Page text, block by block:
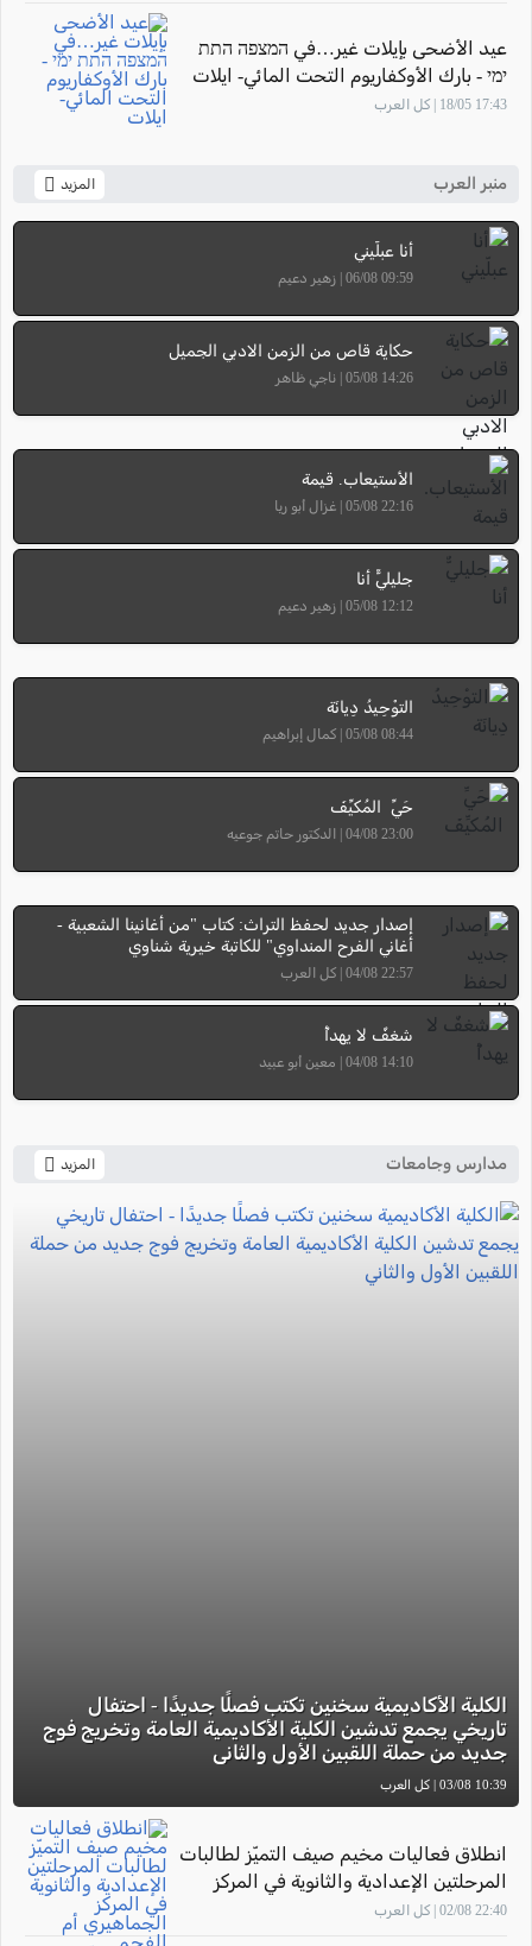
عيد الأضحى بإيلات غير…في המצפה התת
ימי - بارك الأوكفاريوم التحت المائي- ايلات
17:43 18/05 | كل العرب
منبر العرب المزيد
أنا عبلّيني
09:59 06/08 | زهير دعيم
حكاية قاص من الزمن الادبي الجميل
14:26 05/08 | ناجي ظاهر
الأستيعاب. قيمة
22:16 05/08 | غزال أبو ريا
جليليٌّ أنا
12:12 05/08 | زهير دعيم
التوْحِيدُ دِيانَة
08:44 05/08 | كمال إبراهيم
حَيِّ المُكيِّفَ
23:00 04/08 | الدكتور حاتم جوعيه
إصدار جديد لحفظ التراث: كتاب "من أغانينا الشعبية -
أغاني الفرح المنداوي" للكاتبة خيرية شناوي
22:57 04/08 | كل العرب
شغفٌ لا يهدأُ
14:10 04/08 | معين أبو عبيد
مدارس وجامعات المزيد
الكلية الأكاديمية سخنين تكتب فصلًا جديدًا - احتفال
تاريخي يجمع تدشين الكلية الأكاديمية العامة وتخريج فوج
جديد من حملة اللقبين الأول والثاني
10:39 03/08 | كل العرب
انطلاق فعاليات مخيم صيف التميّز لطالبات
المرحلتين الإعدادية والثانوية في المركز
الجماهيري أم الفحم
22:40 02/08 | كل العرب